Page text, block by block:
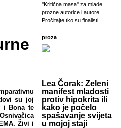
su joj
i Bona te
Živi i
''Kritična masa'' za mlade
prozne autorice i autore.
Pročitajte tko su finalisti.
proza
Lea Čorak: Zeleni
manifest mladosti
protiv hipokrita ili
kako je počelo
spašavanje svijeta
u mojoj staji